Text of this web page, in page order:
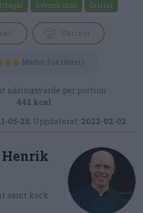
Svensk mat Grillat
Skriv ut
Medel: 5 (4 röster)
näringsvärde per portion:
442 kcal
05-25, Uppdaterat: 2022-02-02
Henrik
samt kock